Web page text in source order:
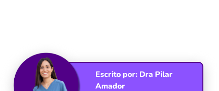
Escrito por: Dra Pilar
Amador